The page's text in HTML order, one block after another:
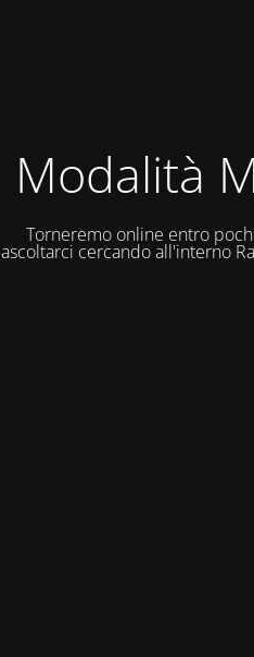
Modalità
Torneremo online entro
ascoltarci cercando all'interno